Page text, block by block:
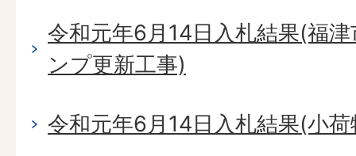
令和元年6月14日入札結果(福
ンプ更新工事)
令和元年6月14日入札結果(小